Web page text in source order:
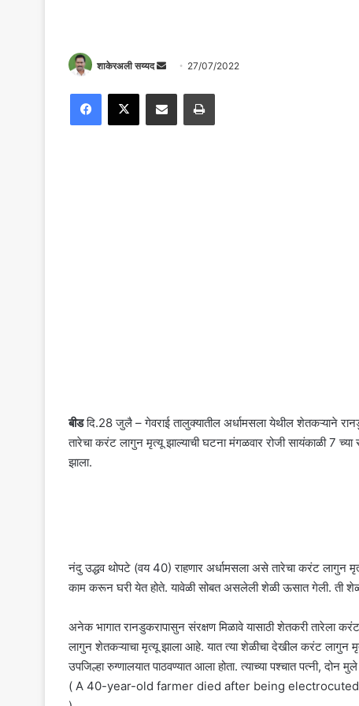
शाकेरअली सय्यद
Send
email
27/07/2022
Facebook
X Share via Email Print
बीडदि.28 जुलै – गेवराई तालुक्यातील अर्धामसला येथील शेतकऱ्याने
तारेचा करंट लागुन मृत्यू झाल्याची घटना मंगळवार रोजी सायंकाळी 7
झाला.
नंदु उद्धव थोपटे (वय 40) राहणार अर्धामसला असे तारेचा करंट लागुन
काम करून घरी येत होते. यावेळी सोबत असलेली शेळी ऊसात गेली. ती शेळी
अनेक भागात रानडुकरापासुन संरक्षण मिळावे यासाठी शेतकरी तारेला
लागुन शेतकऱ्याचा मृत्यू झाला आहे. यात त्या शेळीचा देखील करंट लागुन
उपजिल्हा रुग्णालयात पाठवण्यात आला होता. त्याच्या पश्चात पत्नी, दोन
( A 40-year-old farmer died after being